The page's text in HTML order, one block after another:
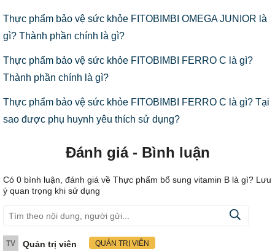
Thực phẩm bảo vệ sức khỏe FITOBIMBI OMEGA JUNIOR là
gì? Thành phần chính là gì?
Thực phẩm bảo vệ sức khỏe FITOBIMBI FERRO C là gì?
Thành phần chính là gì?
Thực phẩm bảo vệ sức khỏe FITOBIMBI FERRO C là gì? Tại
sao được phụ huynh yêu thích sử dụng?
Đánh giá - Bình luận
Có 0 bình luận, đánh giá về Thực phẩm bổ sung vitamin B là gì? Lưu
ý quan trọng khi sử dụng
TV Quản trị viên QUẢN TRỊ VIÊN